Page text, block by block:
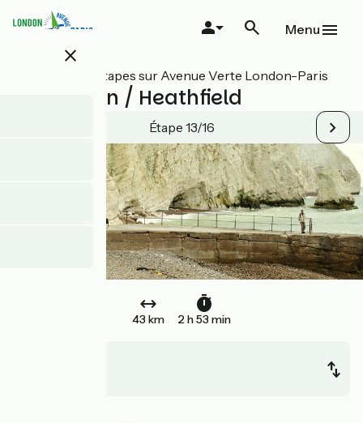
au
close
Menu
Toutes les étapes sur Avenue Verte London-Paris
Newhaven / Heathfield
Étape 13/16
43 km 2 h 53 min